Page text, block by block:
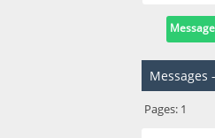
Messages
Pages: 1